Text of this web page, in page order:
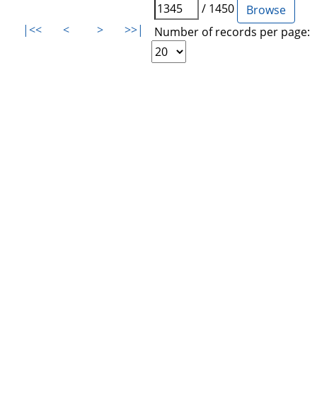
|<< < > >>|
/ 1450
Number of records per page: